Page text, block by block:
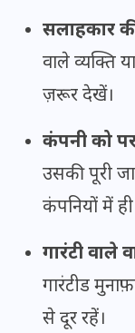
सलाहकार
वाले व्यक्ति
ज़रूर देखें।
कंपनी को
उसकी पूरी
कंपनियों में
गारंटी वाले
गारंटीड
से दूर रहें।